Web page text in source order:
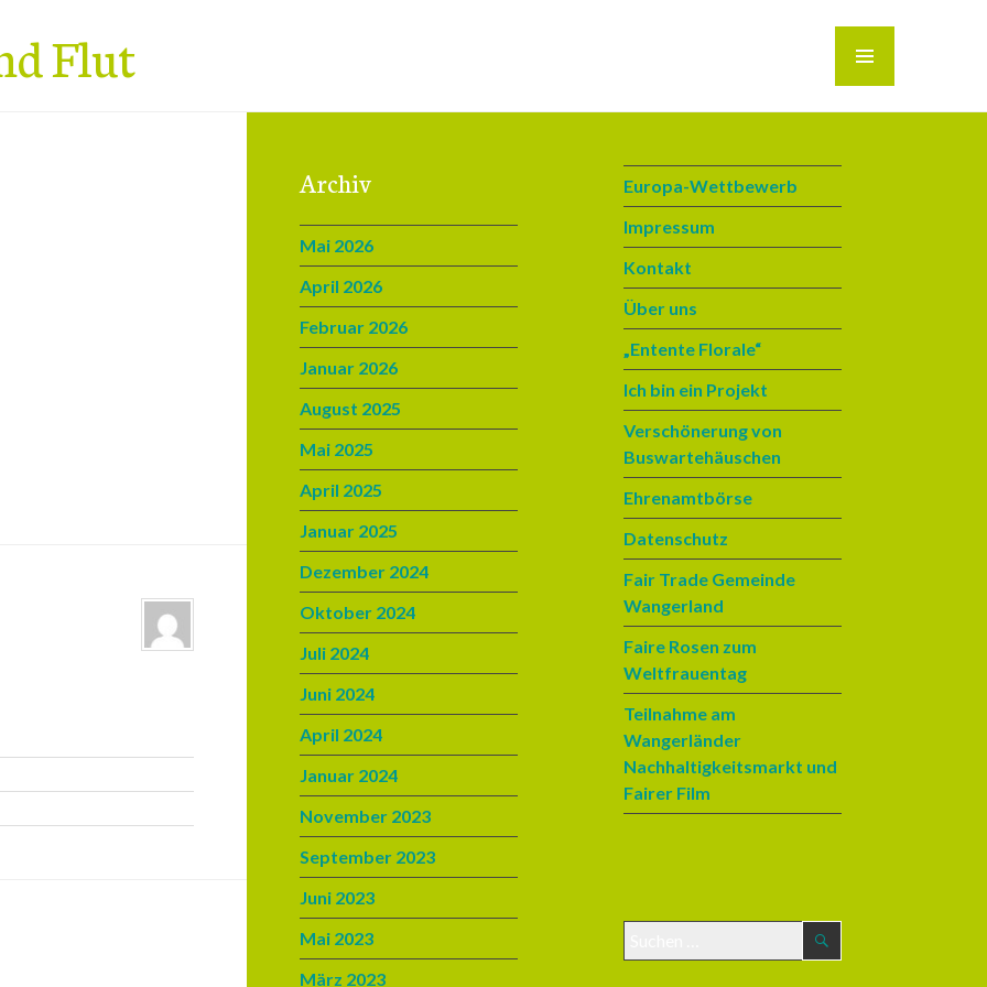
Flut
Archiv
Mai 2026
April 2026
Februar 2026
Januar 2026
August 2025
Mai 2025
April 2025
Januar 2025
Dezember 2024
Oktober 2024
Juli 2024
Juni 2024
April 2024
Januar 2024
November 2023
September 2023
Juni 2023
Mai 2023
März 2023
Europa-Wettbewerb
Impressum
Kontakt
Über uns
„Entente Florale“
Ich bin ein Projekt
Verschönerung von
Buswartehäuschen
Ehrenamtbörse
Datenschutz
Fair Trade Gemeinde
Wangerland
Faire Rosen zum
Weltfrauentag
Teilnahme am
Wangerländer
Nachhaltigkeitsmarkt und
Fairer Film
u